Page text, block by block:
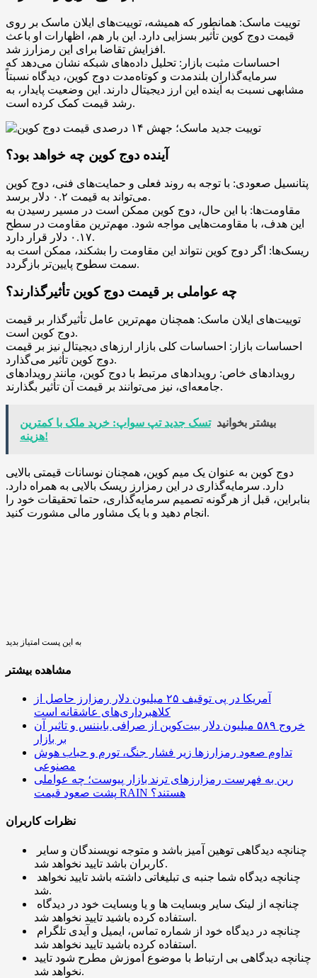
توییت ماسک: همانطور که همیشه، توییت‌های ایلان ماسک بر روی
قیمت دوج کوین تأثیر بسزایی دارد. این بار هم، اظهارات او باعث
افزایش تقاضا برای این رمزارز شد.
احساسات مثبت بازار: تحلیل داده‌های شبکه نشان می‌دهد که
سرمایه‌گذاران بلندمدت و کوتاه‌مدت دوج کوین، دیدگاه نسبتاً
مشابهی نسبت به آینده این ارز دیجیتال دارند. این وضعیت پایدار، به
رشد قیمت کمک کرده است.
آینده دوج کوین چه خواهد بود؟
پتانسیل صعودی: با توجه به روند فعلی و حمایت‌های فنی، دوج کوین
می‌تواند به قیمت ۰.۲ دلار برسد.
مقاومت‌ها: با این حال، دوج کوین ممکن است در مسیر رسیدن به
این هدف، با مقاومت‌هایی مواجه شود. مهم‌ترین مقاومت در سطح
۰.۱۷ دلار قرار دارد.
ریسک‌ها: اگر دوج کوین نتواند این مقاومت را بشکند، ممکن است به
سمت سطوح پایین‌تر بازگردد.
چه عواملی بر قیمت دوج کوین تأثیرگذارند؟
توییت‌های ایلان ماسک: همچنان مهم‌ترین عامل تأثیرگذار بر قیمت
دوج کوین است.
احساسات بازار: احساسات کلی بازار ارزهای دیجیتال نیز بر قیمت
دوج کوین تأثیر می‌گذارد.
رویدادهای خاص: رویدادهای مرتبط با دوج کوین، مانند رویدادهای
جامعه‌ای، نیز می‌توانند بر قیمت آن تأثیر بگذارند.
بیشتر بخوانید تسک جدید تپ سواپ: خرید ملک با کمترین
هزینه!
دوج کوین به عنوان یک میم کوین، همچنان نوسانات قیمتی بالایی
دارد. سرمایه‌گذاری در این رمزارز ریسک بالایی به همراه دارد.
بنابراین، قبل از هرگونه تصمیم سرمایه‌گذاری، حتما تحقیقات خود را
انجام دهید و با یک مشاور مالی مشورت کنید.
به این پست امتیاز بدید
مشاهده بیشتر
آمریکا در پی توقیف ۲۵ میلیون دلار رمزارز حاصل از
کلاهبرداری‌های عاشقانه است
خروج ۵۸۹ میلیون دلار بیت‌کوین از صرافی بایننس و تاثیر آن
بر بازار
تداوم صعود رمزارزها زیر فشار جنگ، تورم و حباب هوش
مصنوعی
رین به فهرست رمزارزهای ترند بازار پیوست؛ چه عواملی
پشت صعود قیمت RAIN هستند؟
نظرات کاربران
کاربران باشد تایید نخواهد شد.
شد.
استفاده کرده باشید تایید نخواهد شد.
استفاده کرده باشید تایید نخواهد شد.
چنانچه دیدگاهی بی ارتباط با موضوع آموزش مطرح شود تایید
نخواهد شد.